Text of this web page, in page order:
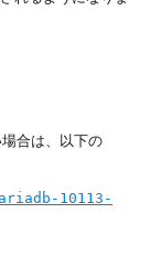
合は、以下の
10113-